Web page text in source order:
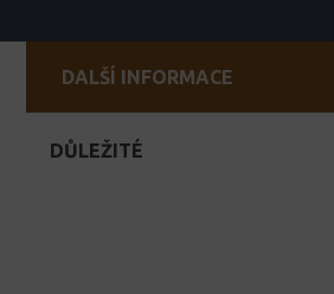
DALŠÍ INFORMACE
DŮLEŽITÉ